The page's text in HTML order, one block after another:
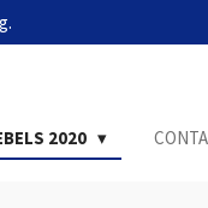
2020